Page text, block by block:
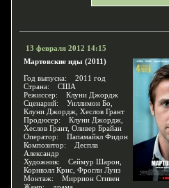
13 февраля 2012 14:15
Мартовские иды (2011)
Год выпуска: 2011 год
Страна: США
Режиссер: Клуни Джордж
Сценарий: Уиллимон Бо,
Клуни Джордж, Хеслов Грант
Продюсер: Клуни Джордж,
Хеслов Грант, Оливер Брайан
Оператор: Папамайкл Фидон
Композитор: Деспла
Александр
Художник: Сеймур Шарон,
Корнвэлл Крис, Фрогли Луиз
Монтаж: Миррион Стивен